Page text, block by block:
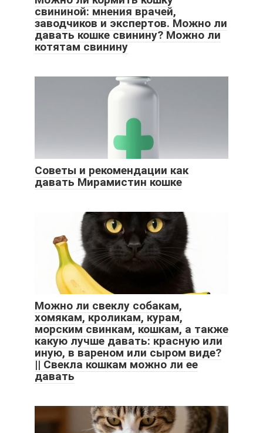
свининой: мнения врачей,
заводчиков и экспертов. Можно ли
давать кошке свинину? Можно ли
котятам свинину
Советы и рекомендации как
давать Мирамистин кошке
Можно ли свеклу собакам,
хомякам, кроликам, курам,
морским свинкам, кошкам, а также
какую лучше давать: красную или
иную, в вареном или сыром виде?
|| Свекла кошкам можно ли ее
давать